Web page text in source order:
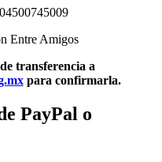
Entre Amigos
transferencia a
para confirmarla.
PayPal o